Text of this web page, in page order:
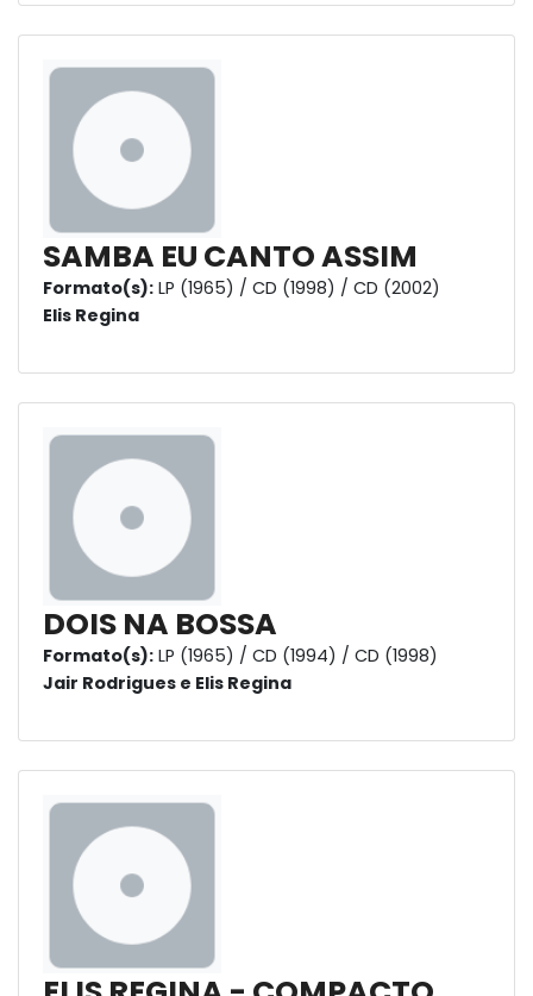
SAMBA EU CANTO ASSIM
Formato(s): LP (1965) / CD (1998) / CD (2002)
Elis Regina
DOIS NA BOSSA
Formato(s): LP (1965) / CD (1994) / CD (1998)
Jair Rodrigues e Elis Regina